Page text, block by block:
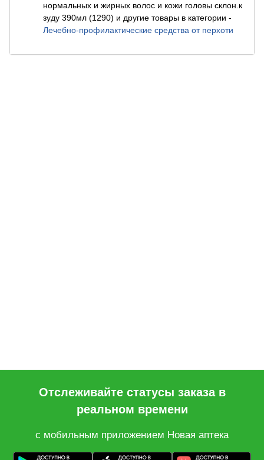
нормальных и жирных волос и кожи головы склон.к
зуду 390мл (1290) и другие товары в категории -
Лечебно-профилактические средства от перхоти
Отслеживайте статусы заказа в
реальном времени
с мобильным приложением Новая аптека